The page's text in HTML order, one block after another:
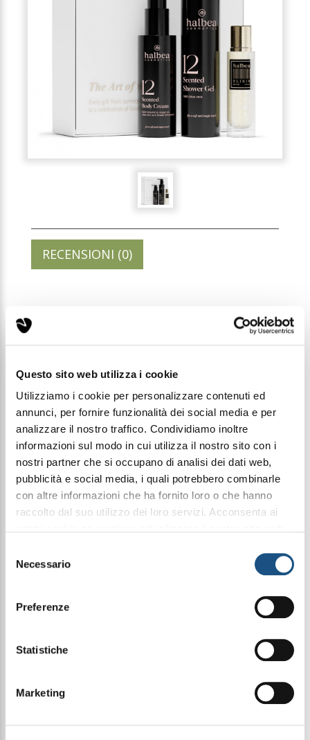
Questo sito web utilizza i cookie
Utilizziamo i cookie per personalizzare contenuti ed
annunci, per fornire funzionalità dei social media e per
analizzare il nostro traffico. Condividiamo inoltre
informazioni sul modo in cui utilizza il nostro sito con i
nostri partner che si occupano di analisi dei dati web,
pubblicità e social media, i quali potrebbero combinarle
con altre informazioni che ha fornito loro o che hanno
raccolto dal suo utilizzo dei loro servizi. Acconsenta ai
delNecessario
Preferenze
Statistiche
Marketing
RECENSIONI (0)
GIFTBOX ELIXIR 12
Prezzo di listino:
€ 63,63 € 49,99
Purtroppo questo prodotto è terminato, ma
tornerà disponibile nei prossimi giorni!
contattaci
Facebook
Creme corpo fragranzate
qualità, trasformata in un dono speciale capace di
sorprendere e incantare. Una selezione esclusiva